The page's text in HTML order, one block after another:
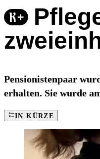
Pensionistenpaar
erhalten. Sie wurde
IN KÜRZE